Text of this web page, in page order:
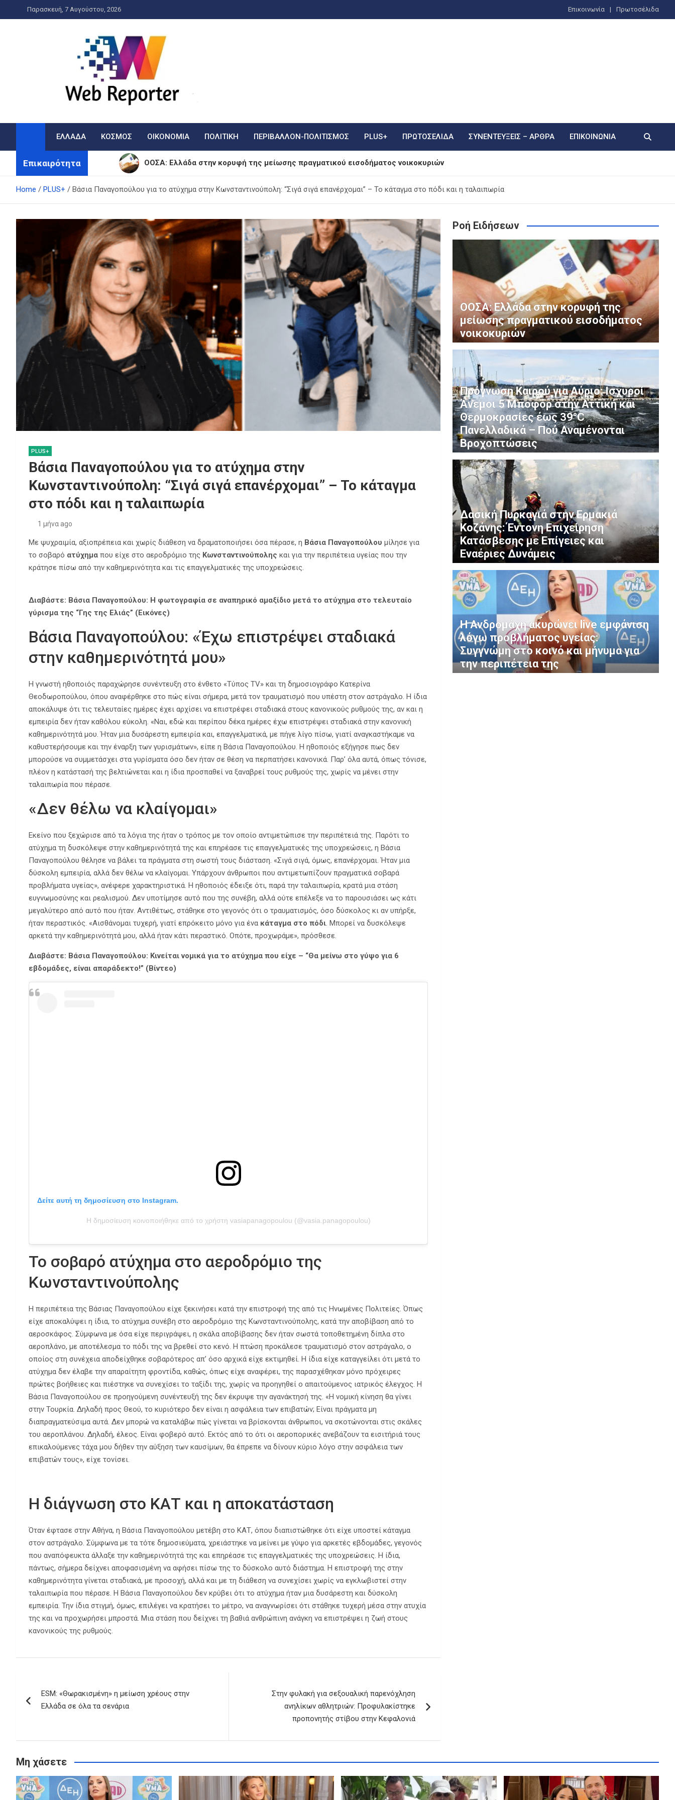
to
Παρασκευή, 7 Αυγούστου, 2026 Επικοινωνία Πρωτοσέλιδα
WebReporter
ΕΛΛΑΔΑ ΚΟΣΜΟΣ ΟΙΚΟΝΟΜΙΑ ΠΟΛΙΤΙΚΗ ΠΕΡΙΒΑΛΛΟΝ-ΠΟΛΙΤΙΣΜΟΣ PLUS+ ΠΡΩΤΟΣΈΛΙΔΑ ΣΥΝΕΝΤΕΎΞΕΙΣ – ΆΡΘΡΑ ΕΠΙΚΟΙΝΩΝΊΑ
Επικαιρότητα ΟΟΣΑ: Ελλάδα στην κορυφή της μείωσης πραγματικού εισοδήματος νοικοκυριών
Πρόγνωση Καιρού για Αύριο: Ισχυροί Άνεμοι 5 Μποφόρ στην Αττική και Θερμοκρασίες έως 39°C Πανελλαδικά – Πού Αναμένονται Βροχοπτώσεις
Η Ανδρομάχη ακυρώνει live εμφάνιση λόγω προβλήματος υγείας: Συγγνώμη στο κοινό και μήνυμα για την περιπέτεια της
Εντυπωσιακή Άνοδος Εξαγωγών τον Ιούνιο Οδηγεί σε Σημαντική Μείωση του Εμπορικού Ελλείμματος
Home PLUS+ Βάσια Παναγοπούλου για το ατύχημα στην Κωνσταντινούπολη: “Σιγά σιγά επανέρχομαι” – Το κάταγμα στο πόδι και η ταλαιπωρία
PLUS+
Βάσια Παναγοπούλου για το ατύχημα στην
Κωνσταντινούπολη: “Σιγά σιγά επανέρχομαι” – Το κάταγμα
στο πόδι και η ταλαιπωρία
1 μήνα ago
Με ψυχραιμία, αξιοπρέπεια και χωρίς διάθεση να δραματοποιήσει όσα πέρασε, η Βάσια Παναγοπούλου μίλησε για
το σοβαρό ατύχημα που είχε στο αεροδρόμιο της Κωνσταντινούπολης και για την περιπέτεια υγείας που την
κράτησε πίσω από την καθημερινότητα και τις επαγγελματικές της υποχρεώσεις.
Διαβάστε: Βάσια Παναγοπούλου: Η φωτογραφία σε αναπηρικό αμαξίδιο μετά το ατύχημα στο τελευταίο
γύρισμα της “Γης της Ελιάς” (Εικόνες)
Βάσια Παναγοπούλου: «Έχω επιστρέψει σταδιακά
στην καθημερινότητά μου»
Η γνωστή ηθοποιός παραχώρησε συνέντευξη στο ένθετο «Τύπος TV» και τη δημοσιογράφο Κατερίνα
Θεοδωροπούλου, όπου αναφέρθηκε στο πώς είναι σήμερα, μετά τον τραυματισμό που υπέστη στον αστράγαλο. Η ίδια
αποκάλυψε ότι τις τελευταίες ημέρες έχει αρχίσει να επιστρέφει σταδιακά στους κανονικούς ρυθμούς της, αν και η
εμπειρία δεν ήταν καθόλου εύκολη. «Ναι, εδώ και περίπου δέκα ημέρες έχω επιστρέψει σταδιακά στην κανονική
καθημερινότητά μου. Ήταν μια δυσάρεστη εμπειρία και, επαγγελματικά, με πήγε λίγο πίσω, γιατί αναγκαστήκαμε να
καθυστερήσουμε και την έναρξη των γυρισμάτων», είπε η Βάσια Παναγοπούλου. Η ηθοποιός εξήγησε πως δεν
μπορούσε να συμμετάσχει στα γυρίσματα όσο δεν ήταν σε θέση να περπατήσει κανονικά. Παρ’ όλα αυτά, όπως τόνισε,
πλέον η κατάστασή της βελτιώνεται και η ίδια προσπαθεί να ξαναβρεί τους ρυθμούς της, χωρίς να μένει στην
ταλαιπωρία που πέρασε.
«Δεν θέλω να κλαίγομαι»
Εκείνο που ξεχώρισε από τα λόγια της ήταν ο τρόπος με τον οποίο αντιμετώπισε την περιπέτειά της. Παρότι το
ατύχημα τη δυσκόλεψε στην καθημερινότητά της και επηρέασε τις επαγγελματικές της υποχρεώσεις, η Βάσια
Παναγοπούλου θέλησε να βάλει τα πράγματα στη σωστή τους διάσταση. «Σιγά σιγά, όμως, επανέρχομαι. Ήταν μια
δύσκολη εμπειρία, αλλά δεν θέλω να κλαίγομαι. Υπάρχουν άνθρωποι που αντιμετωπίζουν πραγματικά σοβαρά
προβλήματα υγείας», ανέφερε χαρακτηριστικά. H ηθοποιός έδειξε ότι, παρά την ταλαιπωρία, κρατά μια στάση
ευγνωμοσύνης και ρεαλισμού. Δεν υποτίμησε αυτό που της συνέβη, αλλά ούτε επέλεξε να το παρουσιάσει ως κάτι
μεγαλύτερο από αυτό που ήταν. Αντιθέτως, στάθηκε στο γεγονός ότι ο τραυματισμός, όσο δύσκολος κι αν υπήρξε,
ήταν περαστικός. «Αισθάνομαι τυχερή, γιατί επρόκειτο μόνο για ένα κάταγμα στο πόδι. Μπορεί να δυσκόλεψε
αρκετά την καθημερινότητά μου, αλλά ήταν κάτι περαστικό. Οπότε, προχωράμε», πρόσθεσε.
Διαβάστε: Βάσια Παναγοπούλου: Κινείται νομικά για το ατύχημα που είχε – “Θα μείνω στο γύψο για 6
εβδομάδες, είναι απαράδεκτο!” (Βίντεο)
Δείτε αυτή τη δημοσίευση στο Instagram.
Η δημοσίευση κοινοποιήθηκε από το χρήστη vasiapanagopoulou (@vasia.panagopoulou)
Το σοβαρό ατύχημα στο αεροδρόμιο της
Κωνσταντινούπολης
Η περιπέτεια της Βάσιας Παναγοπούλου είχε ξεκινήσει κατά την επιστροφή της από τις Ηνωμένες Πολιτείες. Όπως
είχε αποκαλύψει η ίδια, το ατύχημα συνέβη στο αεροδρόμιο της Κωνσταντινούπολης, κατά την αποβίβαση από το
αεροσκάφος. Σύμφωνα με όσα είχε περιγράψει, η σκάλα αποβίβασης δεν ήταν σωστά τοποθετημένη δίπλα στο
αεροπλάνο, με αποτέλεσμα το πόδι της να βρεθεί στο κενό. Η πτώση προκάλεσε τραυματισμό στον αστράγαλο, ο
οποίος στη συνέχεια αποδείχθηκε σοβαρότερος απ’ όσο αρχικά είχε εκτιμηθεί. Η ίδια είχε καταγγείλει ότι μετά το
ατύχημα δεν έλαβε την απαραίτητη φροντίδα, καθώς, όπως είχε αναφέρει, της παρασχέθηκαν μόνο πρόχειρες
πρώτες βοήθειες και πιέστηκε να συνεχίσει το ταξίδι της, χωρίς να προηγηθεί ο απαιτούμενος ιατρικός έλεγχος. Η
Βάσια Παναγοπούλου σε προηγούμενη συνέντευξή της δεν έκρυψε την αγανάκτησή της. «Η νομική κίνηση θα γίνει
στην Τουρκία. Δηλαδή προς Θεού, το κυριότερο δεν είναι η ασφάλεια των επιβατών; Είναι πράγματα μη
διαπραγματεύσιμα αυτά. Δεν μπορώ να καταλάβω πώς γίνεται να βρίσκονται άνθρωποι, να σκοτώνονται στις σκάλες
του αεροπλάνου. Δηλαδή, έλεος. Είναι φοβερό αυτό. Εκτός από το ότι οι αεροπορικές ανεβάζουν τα εισιτήριά τους
επικαλούμενες τάχα μου δήθεν την αύξηση των καυσίμων, θα έπρεπε να δίνουν κύριο λόγο στην ασφάλεια των
επιβατών τους», είχε τονίσει.
Η διάγνωση στο ΚΑΤ και η αποκατάσταση
Όταν έφτασε στην Αθήνα, η Βάσια Παναγοπούλου μετέβη στο ΚΑΤ, όπου διαπιστώθηκε ότι είχε υποστεί κάταγμα
στον αστράγαλο. Σύμφωνα με τα τότε δημοσιεύματα, χρειάστηκε να μείνει με γύψο για αρκετές εβδομάδες, γεγονός
που αναπόφευκτα άλλαξε την καθημερινότητά της και επηρέασε τις επαγγελματικές της υποχρεώσεις. Η ίδια,
πάντως, σήμερα δείχνει αποφασισμένη να αφήσει πίσω της το δύσκολο αυτό διάστημα. Η επιστροφή της στην
καθημερινότητα γίνεται σταδιακά, με προσοχή, αλλά και με τη διάθεση να συνεχίσει χωρίς να εγκλωβιστεί στην
ταλαιπωρία που πέρασε. Η Βάσια Παναγοπούλου δεν κρύβει ότι το ατύχημα ήταν μια δυσάρεστη και δύσκολη
εμπειρία. Την ίδια στιγμή, όμως, επιλέγει να κρατήσει το μέτρο, να αναγνωρίσει ότι στάθηκε τυχερή μέσα στην ατυχία
της και να προχωρήσει μπροστά. Μια στάση που δείχνει τη βαθιά ανθρώπινη ανάγκη να επιστρέψει η ζωή στους
κανονικούς της ρυθμούς.
άρθρων
ESM: «Θωρακισμένη» η μείωση χρέους στην
Ελλάδα σε όλα τα σενάρια
Στην φυλακή για σεξουαλική παρενόχληση
ανηλίκων αθλητριών: Προφυλακίστηκε
προπονητής στίβου στην Κεφαλονιά
Ροή Ειδήσεων
ΟΟΣΑ: Ελλάδα στην κορυφή της
μείωσης πραγματικού εισοδήματος
νοικοκυριών
Πρόγνωση Καιρού για Αύριο: Ισχυροί
Άνεμοι 5 Μποφόρ στην Αττική και
Θερμοκρασίες έως 39°C
Πανελλαδικά – Πού Αναμένονται
Βροχοπτώσεις
Δασική Πυρκαγιά στην Ερμακιά
Κοζάνης: Έντονη Επιχείρηση
Κατάσβεσης με Επίγειες και
Εναέριες Δυνάμεις
Η Ανδρομάχη ακυρώνει live εμφάνιση
λόγω προβλήματος υγείας:
Συγγνώμη στο κοινό και μήνυμα για
την περιπέτεια της
Μη χάσετε